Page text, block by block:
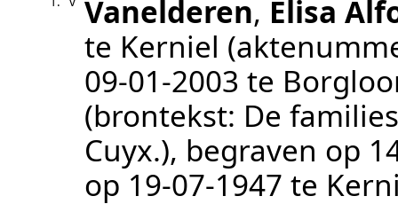
Vanelderen, Elisa
te Kerniel
09‑01‑2003 te
(brontekst: De
Cuyx.), begraven op
op 19‑07‑1947 te